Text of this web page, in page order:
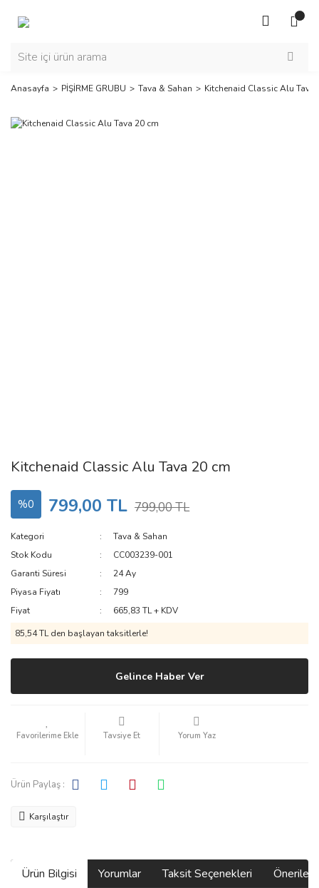
Anasayfa PİŞİRME GRUBU Tava & Sahan Kitchenaid Classic Alu Tava
Kitchenaid Classic Alu Tava 20 cm
%0 799,00 TL 799,00 TL
Kategori
Tava & Sahan
Stok Kodu
CC003239-001
Garanti Süresi
24 Ay
Piyasa Fiyatı
799
Fiyat
665,83 TL + KDV
85,54 TL den başlayan taksitlerle!
Gelince Haber Ver
Tavsiye Et Yorum Yaz
Ürün Paylaş :
Karşılaştır
Ürün Bilgisi Yorumlar Taksit Seçenekleri